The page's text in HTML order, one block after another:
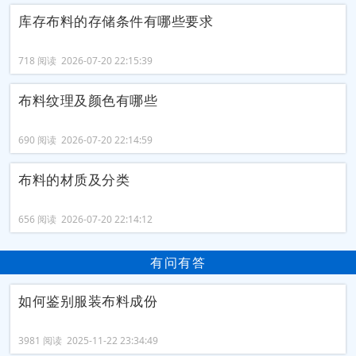
库存布料的存储条件有哪些要求
718 阅读 2026-07-20 22:15:39
布料纹理及颜色有哪些
690 阅读 2026-07-20 22:14:59
布料的材质及分类
656 阅读 2026-07-20 22:14:12
有问有答
如何鉴别服装布料成份
3981 阅读 2025-11-22 23:34:49